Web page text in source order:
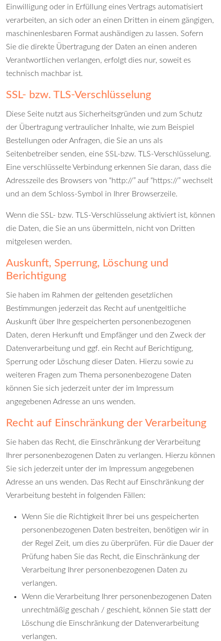
Einwilligung oder in Erfüllung eines Vertrags automatisiert
verarbeiten, an sich oder an einen Dritten in einem gängigen,
maschinenlesbaren Format aushändigen zu lassen. Sofern
Sie die direkte Übertragung der Daten an einen anderen
Verantwortlichen verlangen, erfolgt dies nur, soweit es
technisch machbar ist.
SSL- bzw. TLS-Verschlüsselung
Diese Seite nutzt aus Sicherheitsgründen und zum Schutz
der Übertragung vertraulicher Inhalte, wie zum Beispiel
Bestellungen oder Anfragen, die Sie an uns als
Seitenbetreiber senden, eine SSL-bzw. TLS-Verschlüsselung.
Eine verschlüsselte Verbindung erkennen Sie daran, dass die
Adresszeile des Browsers von “http://” auf “https://” wechselt
und an dem Schloss-Symbol in Ihrer Browserzeile.
Wenn die SSL- bzw. TLS-Verschlüsselung aktiviert ist, können
die Daten, die Sie an uns übermitteln, nicht von Dritten
mitgelesen werden.
Auskunft, Sperrung, Löschung und
Berichtigung
Sie haben im Rahmen der geltenden gesetzlichen
Bestimmungen jederzeit das Recht auf unentgeltliche
Auskunft über Ihre gespeicherten personenbezogenen
Daten, deren Herkunft und Empfänger und den Zweck der
Datenverarbeitung und ggf. ein Recht auf Berichtigung,
Sperrung oder Löschung dieser Daten. Hierzu sowie zu
weiteren Fragen zum Thema personenbezogene Daten
können Sie sich jederzeit unter der im Impressum
angegebenen Adresse an uns wenden.
Recht auf Einschränkung der Verarbeitung
Sie haben das Recht, die Einschränkung der Verarbeitung
Ihrer personenbezogenen Daten zu verlangen. Hierzu können
Sie sich jederzeit unter der im Impressum angegebenen
Adresse an uns wenden. Das Recht auf Einschränkung der
Verarbeitung besteht in folgenden Fällen:
Wenn Sie die Richtigkeit Ihrer bei uns gespeicherten
personenbezogenen Daten bestreiten, benötigen wir in
der Regel Zeit, um dies zu überprüfen. Für die Dauer der
Prüfung haben Sie das Recht, die Einschränkung der
Verarbeitung Ihrer personenbezogenen Daten zu
verlangen.
Wenn die Verarbeitung Ihrer personenbezogenen Daten
unrechtmäßig geschah / geschieht, können Sie statt der
Löschung die Einschränkung der Datenverarbeitung
verlangen.